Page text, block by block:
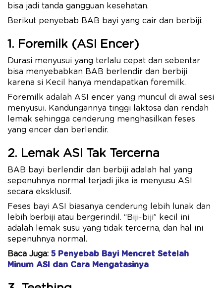
bisa jadi tanda gangguan kesehatan.
Berikut penyebab BAB bayi yang cair dan berbiji:
1. Foremilk (ASI Encer)
Durasi menyusui yang terlalu cepat dan sebentar
bisa menyebabkan BAB berlendir dan berbiji
karena si Kecil hanya mendapatkan foremilk.
Foremilk adalah ASI encer yang muncul di awal sesi
menyusui. Kandungannya ​​tinggi laktosa dan rendah
lemak sehingga cenderung menghasilkan feses
yang encer dan berlendir.
2. Lemak ASI Tak Tercerna
BAB bayi berlendir dan berbiji adalah hal yang
sepenuhnya normal terjadi jika ia menyusu ASI
secara eksklusif.
Feses bayi ASI biasanya cenderung lebih lunak dan
lebih berbiji atau bergerindil. “Biji-biji” kecil ini
adalah lemak susu yang tidak tercerna, dan hal ini
sepenuhnya normal.
Baca Juga: 5 Penyebab Bayi Mencret Setelah
Minum ASI dan Cara Mengatasinya